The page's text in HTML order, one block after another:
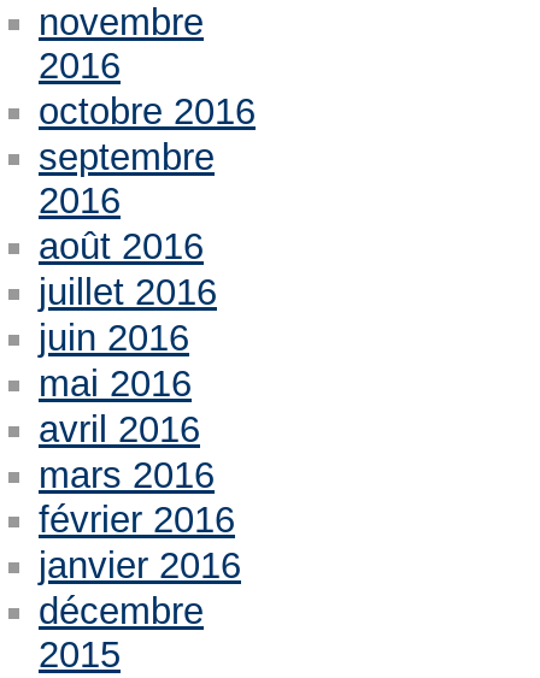
novembre
2016
octobre 2016
septembre
2016
août 2016
juillet 2016
juin 2016
mai 2016
avril 2016
mars 2016
février 2016
janvier 2016
décembre
2015